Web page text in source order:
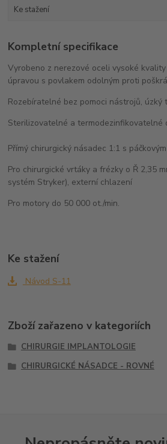
Ke stažení
Kompletní specifikace
Vyrobeno z nerezové oceli vysoké
úpravou s povlakem odolným proti
Rozebíratelné bez pomoci nástrojů, úzký
Sterilizovatelné a termodezinfikovatelné
Přímý chirurgický násadec 1:1 s
Pro chirurgické vrtáky a frézky o Ř 2,35
systém Stryker), externí chlazení
Pro motory do 50 000 ot./min.
Ke stažení
Návod S-11
Zboží zařazeno v kategoriích
CHIRURGIE IMPLANTOLOGIE
CHIRURGICKÉ NÁSADCE - ROVNÉ